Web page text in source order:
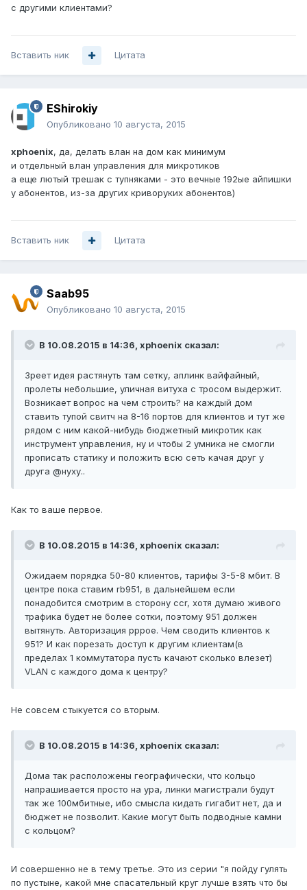
с другими клиентами?
Вставить ник Цитата
EShirokiy
Опубликовано 10 августа, 2015
xphoenix, да, делать влан на дом как минимум
и отдельный влан управления для микротиков
а еще лютый трешак с тупняками - это вечные 192ые айпишки
у абонентов, из-за других криворуких абонентов)
Вставить ник Цитата
Saab95
Опубликовано 10 августа, 2015
В 10.08.2015 в 14:36, xphoenix сказал:
Зреет идея растянуть там сетку, аплинк вайфайный,
пролеты небольшие, уличная витуха с тросом выдержит.
Возникает вопрос на чем строить? на каждый дом
ставить тупой свитч на 8-16 портов для клиентов и тут же
рядом с ним какой-нибудь бюджетный микротик как
инструмент управления, ну и чтобы 2 умника не смогли
прописать статику и положить всю сеть качая друг у
друга @нуху..
Как то ваше первое.
В 10.08.2015 в 14:36, xphoenix сказал:
Ожидаем порядка 50-80 клиентов, тарифы 3-5-8 мбит. В
центре пока ставим rb951, в дальнейшем если
понадобится смотрим в сторону ccr, хотя думаю живого
трафика будет не более сотки, поэтому 951 должен
вытянуть. Авторизация pppoe. Чем сводить клиентов к
951? И как порезать доступ к другим клиентам(в
пределах 1 коммутатора пусть качают сколько влезет)
VLAN с каждого дома к центру?
Не совсем стыкуется со вторым.
В 10.08.2015 в 14:36, xphoenix сказал:
Дома так расположены географически, что кольцо
напрашивается просто на ура, линки магистрали будут
так же 100мбитные, ибо смысла кидать гигабит нет, да и
бюджет не позволит. Какие могут быть подводные камни
с кольцом?
И совершенно не в тему третье. Это из серии "я пойду гулять
по пустыне, какой мне спасательный круг лучше взять что бы